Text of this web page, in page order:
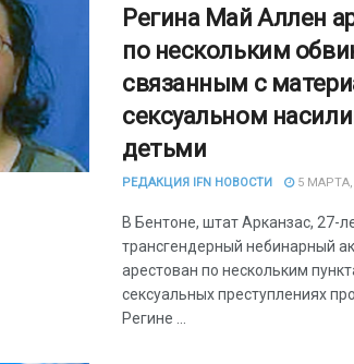
Регина Май Аллен
по нескольким
связанным с
сексуальном
детьми
РЕДАКЦИЯ IFN НОВОСТИ 5 МАРТА,
В Бентоне, штат Арканзас, 27-
трансгендерный небинарный
арестован по нескольким
сексуальных преступлениях
Регине ...